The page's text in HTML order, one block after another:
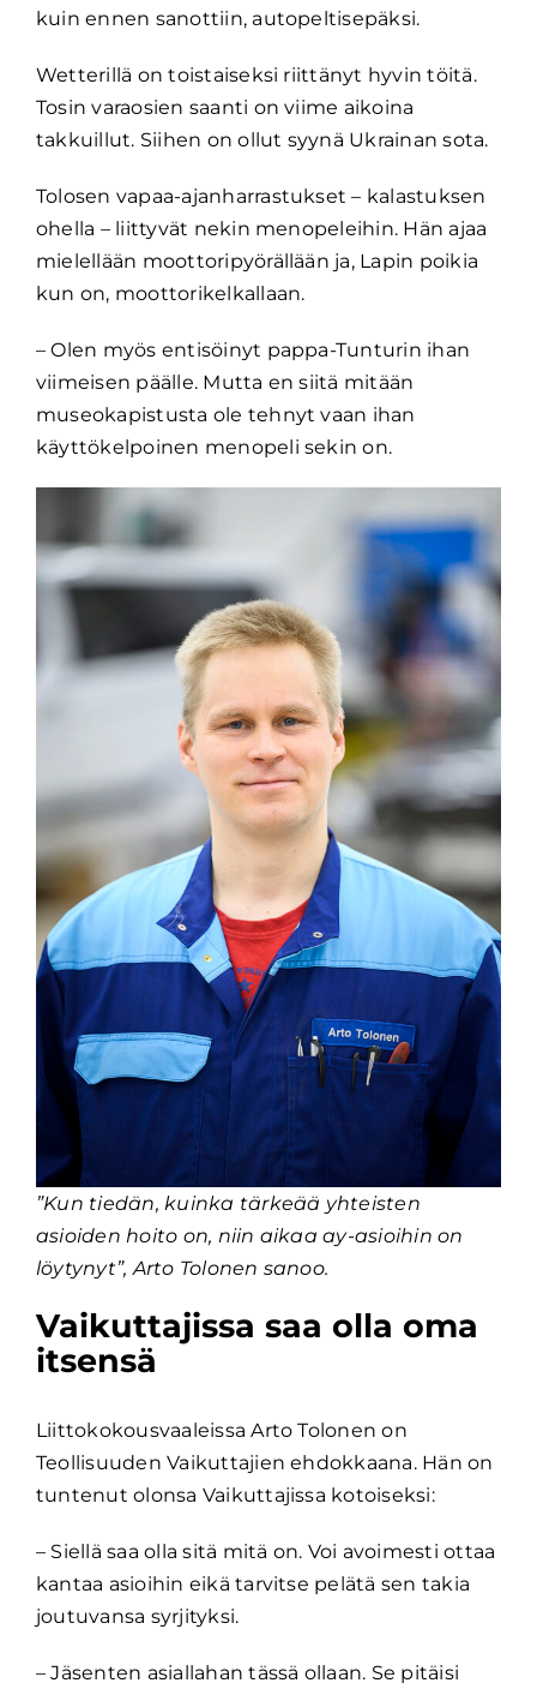
kuin ennen sanottiin, autopeltisepäksi.
Wetterillä on toistaiseksi riittänyt hyvin töitä.
Tosin varaosien saanti on viime aikoina
takkuillut. Siihen on ollut syynä Ukrainan sota.
Tolosen vapaa-ajanharrastukset – kalastuksen
ohella – liittyvät nekin menopeleihin. Hän ajaa
mielellään moottoripyörällään ja, Lapin poikia
kun on, moottorikelkallaan.
– Olen myös entisöinyt pappa-Tunturin ihan
viimeisen päälle. Mutta en siitä mitään
museokapistusta ole tehnyt vaan ihan
käyttökelpoinen menopeli sekin on.
”Kun tiedän, kuinka tärkeää yhteisten
asioiden hoito on, niin aikaa ay-asioihin on
löytynyt”, Arto Tolonen sanoo.
Vaikuttajissa saa olla oma
itsensä
Liittokokousvaaleissa Arto Tolonen on
Teollisuuden Vaikuttajien ehdokkaana. Hän on
tuntenut olonsa Vaikuttajissa kotoiseksi:
– Siellä saa olla sitä mitä on. Voi avoimesti ottaa
kantaa asioihin eikä tarvitse pelätä sen takia
joutuvansa syrjityksi.
– Jäsenten asiallahan tässä ollaan. Se pitäisi